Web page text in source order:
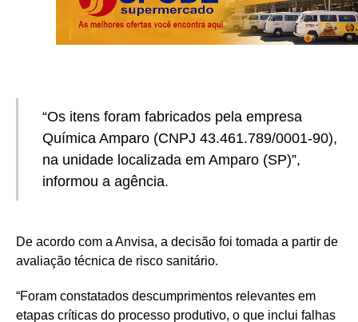
“Os itens foram fabricados pela empresa
Química Amparo (CNPJ 43.461.789/0001-90),
na unidade localizada em Amparo (SP)”,
informou a agência.
De acordo com a Anvisa, a decisão foi tomada a partir de
avaliação técnica de risco sanitário.
“Foram constatados descumprimentos relevantes em
etapas críticas do processo produtivo, o que inclui falhas